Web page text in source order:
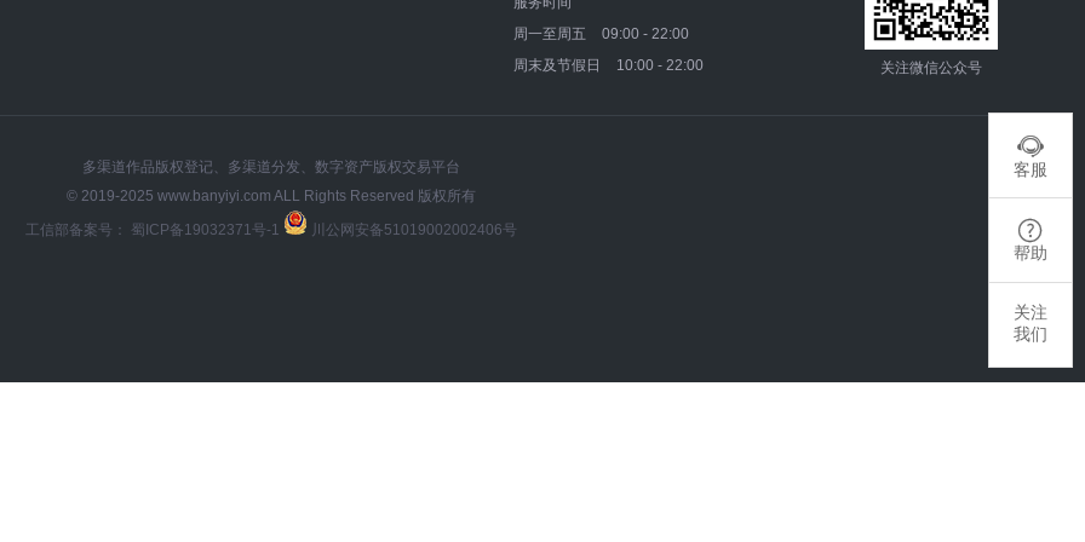

客服

帮助
关注
我们
周一至周五
09:00 - 22:00
周末及节假日
10:00 - 22:00 关注微信公众号
多渠道作品版权登记、多渠道分发、数字资产版权交易平台
© 2019-2025 www.banyiyi.com ALL Rights Reserved 版权所有
工信部备案号： 蜀ICP备19032371号-1 川公网安备51019002002406号